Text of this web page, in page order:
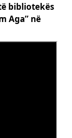
bibliotekës
Aga” në